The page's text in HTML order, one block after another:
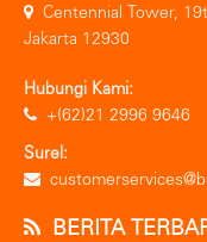
Centennial Tower,
Jakarta 12930
Hubungi Kami:
+(62)21 2996 9646
Surel:
BERITA